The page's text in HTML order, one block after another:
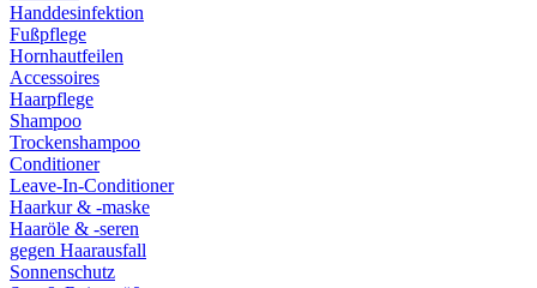
Handdesinfektion
Fußpflege
Hornhautfeilen
Accessoires
Haarpflege
Shampoo
Trockenshampoo
Conditioner
Leave-In-Conditioner
Haarkur & -maske
Haaröle & -seren
gegen Haarausfall
Sonnenschutz